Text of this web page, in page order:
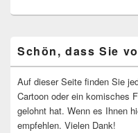
Seitenleisten-
Widgetbereich
Schön, dass Sie
Auf dieser Seite finden Sie
Cartoon oder ein komisches
gelohnt hat. Wenn es Ihnen
empfehlen. Vielen Dank!